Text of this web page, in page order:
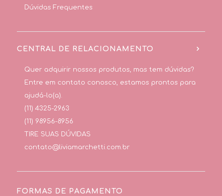
Dúvidas Frequentes
CENTRAL DE RELACIONAMENTO
Quer adquirir nossos produtos, mas tem dúvidas?
Entre em contato conosco, estamos prontos para
ajudá-lo(a).
(11) 4325-2963
(11) 98956-8956
TIRE SUAS DÚVIDAS
contato@liviamarchetti.com.br
FORMAS DE PAGAMENTO